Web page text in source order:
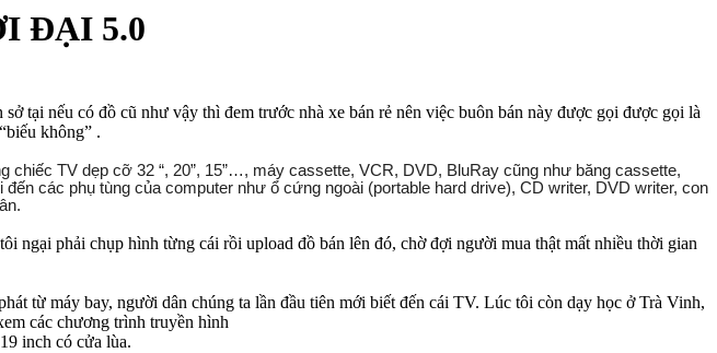
ĐẠI 5.0
tại nếu có đồ cũ như vậy thì đem trước nhà xe bán rẻ nên việc buôn bán này được gọi được gọi là
không” .
TV dẹp cỡ 32 “, 20”, 15”…, máy cassette, VCR, DVD, BluRay cũng như băng cassette,
các phụ tùng của computer như ổ cứng ngoài (portable hard drive), CD writer, DVD writer, con
ngại phải chụp hình từng cái rồi upload đồ bán lên đó, chờ đợi người mua thật mất nhiều thời gian
từ máy bay, người dân chúng ta lần đầu tiên mới biết đến cái TV. Lúc tôi còn dạy học ở Trà Vinh,
các chương trình truyền hình
inch có cửa lùa.